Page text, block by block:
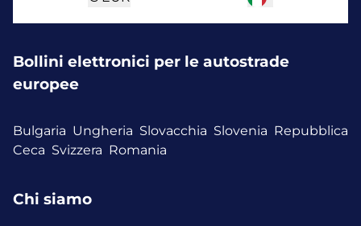
Bollini elettronici per le autostrade
europee
Bulgaria Ungheria Slovacchia Slovenia Repubblica
Ceca Svizzera Romania
Chi siamo